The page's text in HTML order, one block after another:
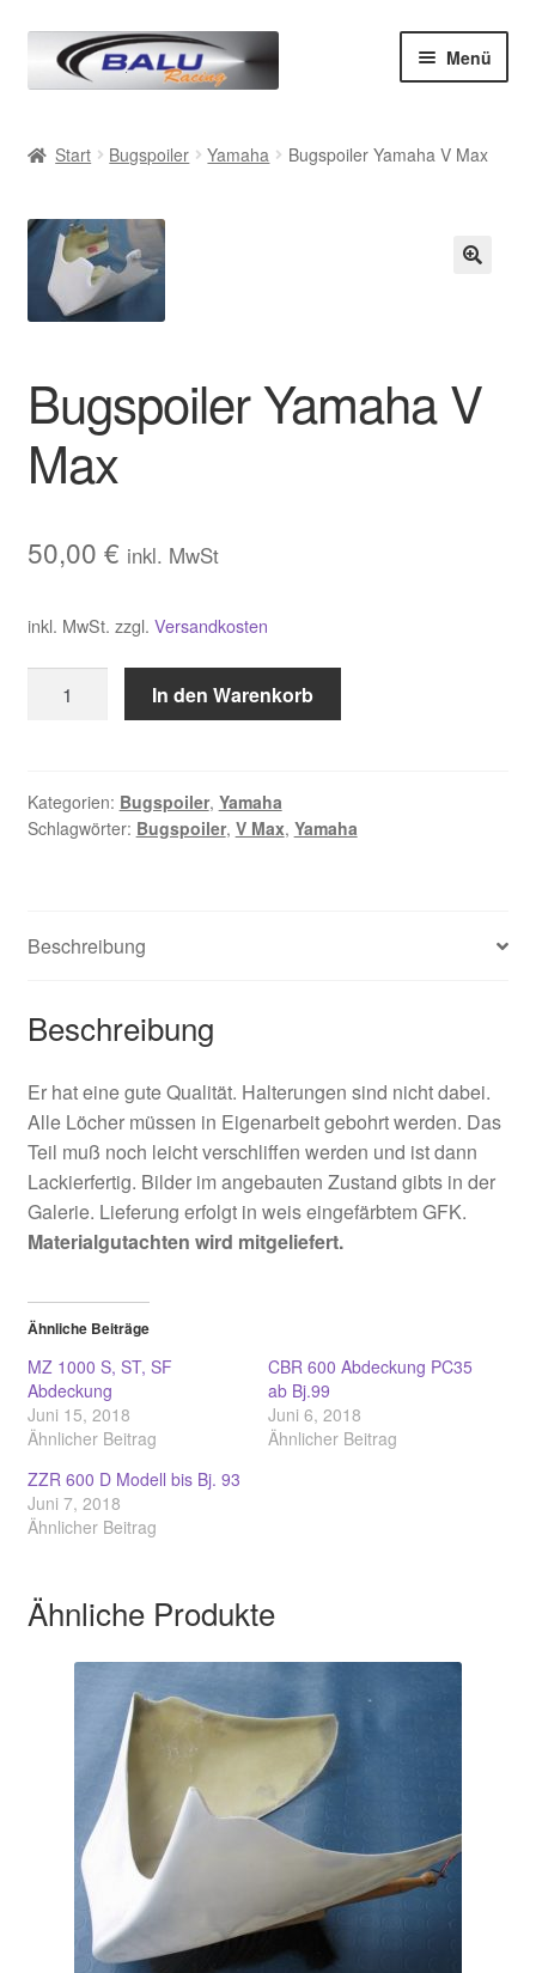
Navigation
Zum
Inhalt
Menü
Datenschutz
Impressum
Mein Konto
Warenkorb
Widerrufsbelehrung
Zahlungsarten und Versand
Start Bugspoiler Yamaha Bugspoiler Yamaha V Max
Bugspoiler Yamaha V
Max
50,00 € inkl. MwSt
inkl. MwSt. zzgl. Versandkosten
Yamaha
Menge
In den Warenkorb
Kategorien: Bugspoiler, Yamaha
Schlagwörter: Bugspoiler, V Max, Yamaha
Beschreibung
Beschreibung
Er hat eine gute Qualität. Halterungen sind nicht dabei.
Alle Löcher müssen in Eigenarbeit gebohrt werden. Das
Teil muß noch leicht verschliffen werden und ist dann
Lackierfertig. Bilder im angebauten Zustand gibts in der
Galerie. Lieferung erfolgt in weis eingefärbtem GFK.
Materialgutachten wird mitgeliefert.
Ähnliche Beiträge
MZ 1000 S, ST, SF
Abdeckung
Juni 15, 2018
Ähnlicher Beitrag
CBR 600 Abdeckung PC35
ab Bj.99
Juni 6, 2018
Ähnlicher Beitrag
ZZR 600 D Modell bis Bj. 93
Juni 7, 2018
Ähnlicher Beitrag
Ähnliche Produkte